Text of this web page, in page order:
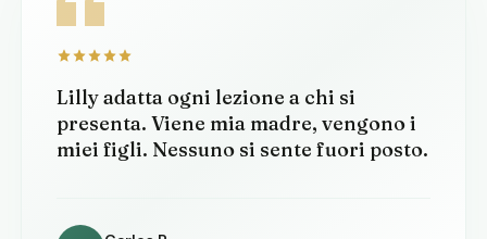
Lilly adatta ogni lezione a chi si
presenta. Viene mia madre, vengono i
miei figli. Nessuno si sente fuori posto.